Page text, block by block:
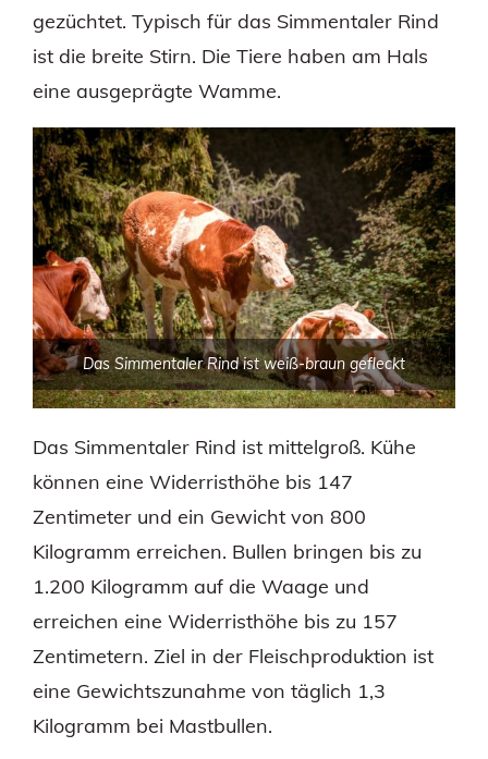
gezüchtet. Typisch für das Simmentaler Rind
ist die breite Stirn. Die Tiere haben am Hals
eine ausgeprägte Wamme.
Das Simmentaler Rind ist weiß-braun gefleckt
Das Simmentaler Rind ist mittelgroß. Kühe
können eine Widerristhöhe bis 147
Zentimeter und ein Gewicht von 800
Kilogramm erreichen. Bullen bringen bis zu
1.200 Kilogramm auf die Waage und
erreichen eine Widerristhöhe bis zu 157
Zentimetern. Ziel in der Fleischproduktion ist
eine Gewichtszunahme von täglich 1,3
Kilogramm bei Mastbullen.